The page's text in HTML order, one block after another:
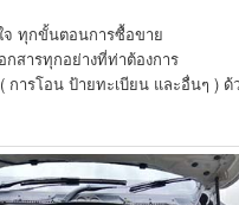
จ ทุกขั้นตอนการซื้อขาย
สารทุกอย่างที่ท่าต้องการ
การโอน ป้ายทะเบียน และอื่นๆ ) ด้